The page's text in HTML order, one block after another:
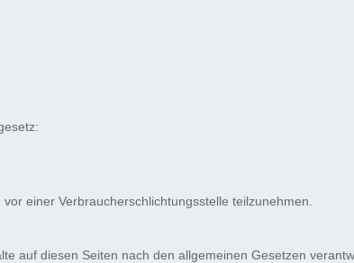
einer Verbraucherschlichtungsstelle teilzunehmen.
auf diesen Seiten nach den allgemeinen Gesetzen